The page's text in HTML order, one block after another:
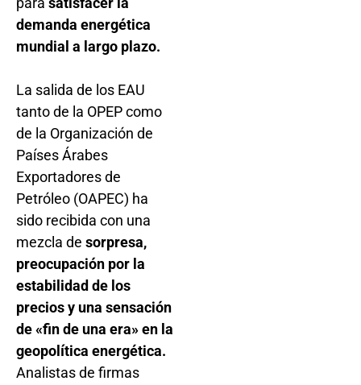
demanda energética
mundial a largo plazo.
La salida de los EAU
tanto de la OPEP como
de la Organización de
Países Árabes
Exportadores de
Petróleo (OAPEC) ha
sido recibida con una
mezcla de sorpresa,
preocupación por la
estabilidad de los
precios y una sensación
de «fin de una era» en la
geopolítica energética.
Analistas de firmas